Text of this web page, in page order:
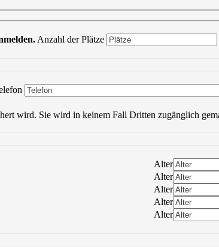
Anzahl der Plätze
lasse dieses Feld leer.
wird. Sie wird in keinem Fall Dritten zugänglich
Alter
Alter
Alter
Alter
Alter